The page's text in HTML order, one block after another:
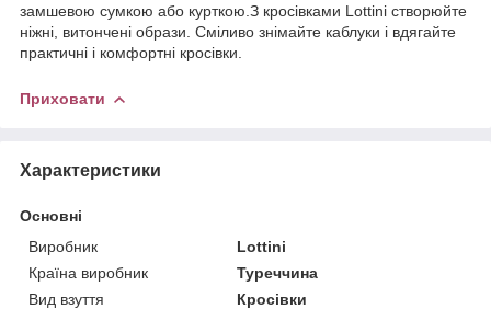
замшевою сумкою або курткою.З кросівками Lottini створюйте
ніжні, витончені образи. Сміливо знімайте каблуки і вдягайте
практичні і комфортні кросівки.
Приховати
Характеристики
Основні
Виробник
Lottini
Країна виробник
Туреччина
Вид взуття
Кросівки